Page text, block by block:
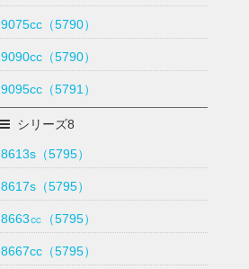
9075cc（5790）
9090cc（5790）
9095cc（5791）
シリーズ8
8613s（5795）
8617s（5795）
8663㏄（5795）
8667cc（5795）